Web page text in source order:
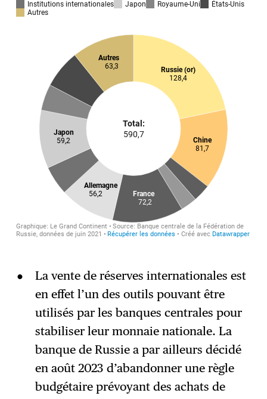
La vente de réserves internationales est
en effet l’un des outils pouvant être
utilisés par les banques centrales pour
stabiliser leur monnaie nationale. La
banque de Russie a par ailleurs décidé
en août 2023 d’abandonner une règle
budgétaire prévoyant des achats de